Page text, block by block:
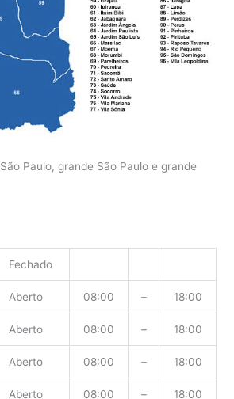
São Paulo, grande São Paulo e grande
Fechado
Aberto 08:00 – 18:00
Aberto 08:00 – 18:00
Aberto 08:00 – 18:00
Aberto 08:00 – 18:00